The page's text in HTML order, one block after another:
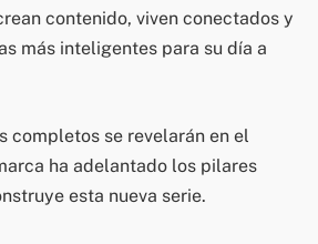
contenido, viven conectados y
más inteligentes para su día a
completos se revelarán en el
ha adelantado los pilares
esta nueva serie.